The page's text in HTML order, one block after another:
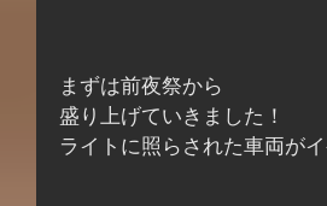
まずは前夜祭から
盛り上げていきました！
ライトに照らされた車両が